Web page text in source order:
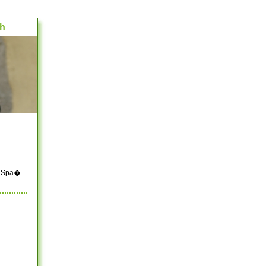
Spa�